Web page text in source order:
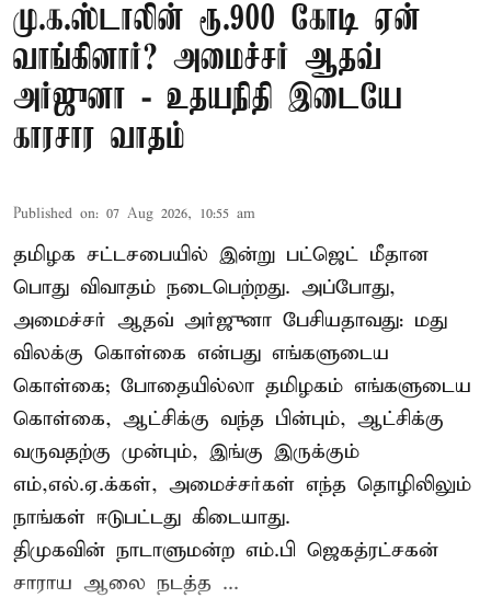
மு.க.ஸ்டாலின் ரூ.900 கோடி ஏன்
வாங்கினார்? அமைச்சர் ஆதவ்
அர்ஜுனா - உதயநிதி இடையே
காரசார வாதம்
Published on: 07 Aug 2026, 10:55 am
தமிழக சட்டசபையில் இன்று பட்ஜெட் மீதான
பொது விவாதம் நடைபெற்றது. அப்போது,
அமைச்சர் ஆதவ் அர்ஜுனா பேசியதாவது: மது
விலக்கு கொள்கை என்பது எங்களுடைய
கொள்கை; போதையில்லா தமிழகம் எங்களுடைய
கொள்கை, ஆட்சிக்கு வந்த பின்பும், ஆட்சிக்கு
வருவதற்கு முன்பும், இங்கு இருக்கும்
எம்,எல்.ஏ.க்கள், அமைச்சர்கள் எந்த தொழிலிலும்
நாங்கள் ஈடுபட்டது கிடையாது.
திமுகவின் நாடாளுமன்ற எம்.பி ஜெகத்ரட்சகன்
சாராய ஆலை நடத்த ...